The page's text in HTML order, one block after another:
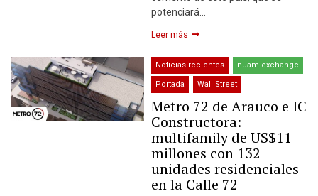
potenciará…
Leer más
Noticias recientes nuam exchange
Portada Wall Street
Metro 72 de Arauco e IC
Constructora:
multifamily de US$11
millones con 132
unidades residenciales
en la Calle 72